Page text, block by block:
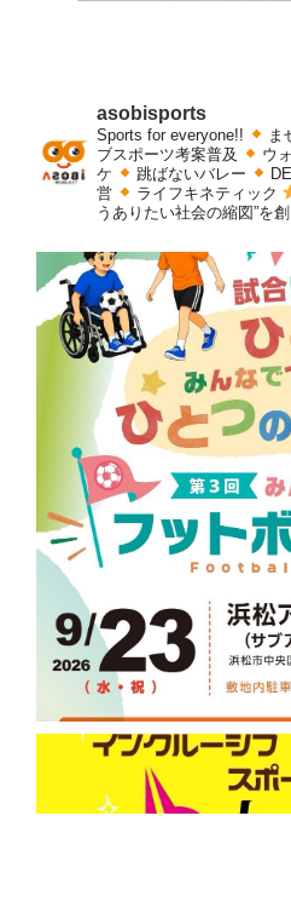
asobisports
Sports for everyone!! ま
ブスポーツ考案普及
ウ
ケ
跳ばないバレー
営
ライフキネティック
うありたい社会の縮図”を